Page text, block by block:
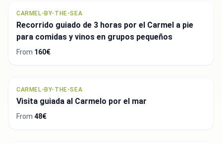
CARMEL-BY-THE-SEA
Recorrido guiado de 3 horas por el Carmel a pie
para comidas y vinos en grupos pequeños
From 160€
CARMEL-BY-THE-SEA
Visita guiada al Carmelo por el mar
From 48€